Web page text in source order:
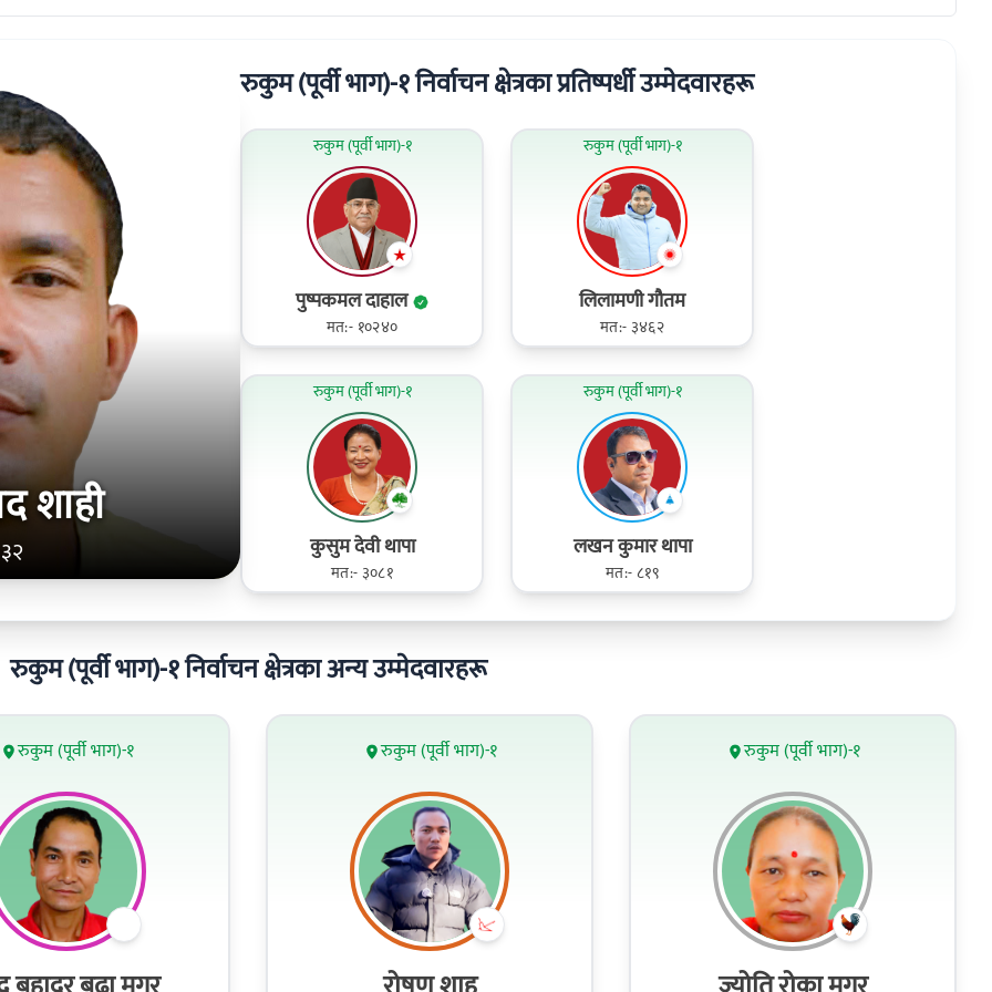
शाही
रुकुम (पूर्वी भाग)-१ निर्वाचन क्षेत्रका प्रतिष्पर्धी उम्मेदवारहरू
रुकुम (पूर्वी भाग)-१
पुष्पकमल दाहाल
मत:- १०२४०
रुकुम (पूर्वी भाग)-१
लिलामणी गौतम
मत:- ३४६२
रुकुम (पूर्वी भाग)-१
कुसुम देवी थापा
मत:- ३०८१
रुकुम (पूर्वी भाग)-१
लखन कुमार थापा
मत:- ८१९
रुकुम (पूर्वी भाग)-१ निर्वाचन क्षेत्रका अन्य उम्मेदवारहरू
रुकुम (पूर्वी भाग)-१ रुकुम (पूर्वी भाग)-१ रुकुम (पूर्वी भाग)-१